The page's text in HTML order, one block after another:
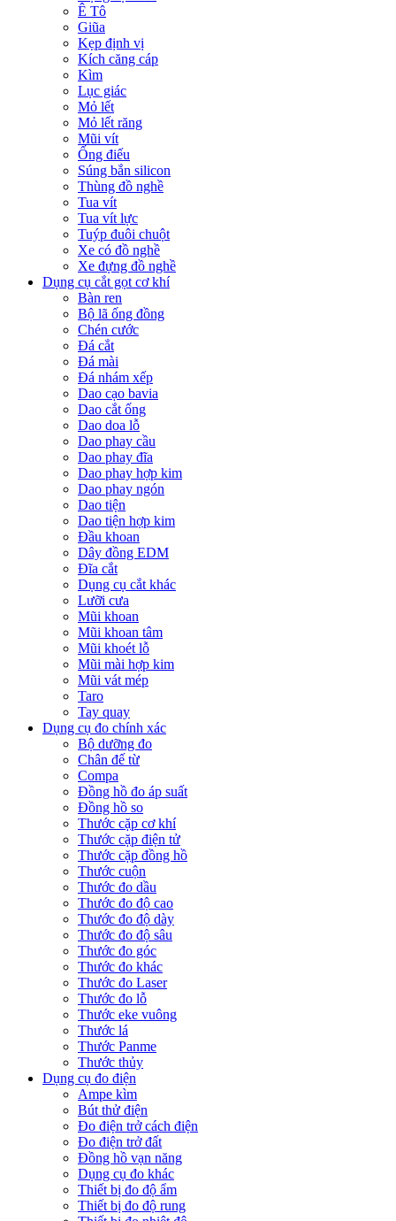
Ê Tô
Giũa
Kẹp định vị
Kích căng cáp
Kìm
Lục giác
Mỏ lết
Mỏ lết răng
Mũi vít
Ống điếu
Súng bắn silicon
Thùng đồ nghề
Tua vít
Tua vít lực
Tuýp đuôi chuột
Xe có đồ nghề
Xe đựng đồ nghề
Dụng cụ cắt gọt cơ khí
Bàn ren
Bộ lã ống đồng
Chén cước
Đá cắt
Đá mài
Đá nhám xếp
Dao cạo bavia
Dao cắt ống
Dao doa lỗ
Dao phay cầu
Dao phay đĩa
Dao phay hợp kim
Dao phay ngón
Dao tiện
Dao tiện hợp kim
Đầu khoan
Dây đồng EDM
Đĩa cắt
Dụng cụ cắt khác
Lưỡi cưa
Mũi khoan
Mũi khoan tâm
Mũi khoét lỗ
Mũi mài hợp kim
Mũi vát mép
Taro
Tay quay
Dụng cụ đo chính xác
Bộ dưỡng đo
Chân đế từ
Compa
Đồng hồ đo áp suất
Đồng hồ so
Thước cặp cơ khí
Thước cặp điện tử
Thước cặp đồng hồ
Thước cuộn
Thước đo dầu
Thước đo độ cao
Thước đo độ dày
Thước đo độ sâu
Thước đo góc
Thước đo khác
Thước đo Laser
Thước đo lỗ
Thước eke vuông
Thước lá
Thước Panme
Thước thủy
Dụng cụ đo điện
Ampe kìm
Bút thử điện
Đo điện trở cách điện
Đo điện trở đất
Đồng hồ vạn năng
Dụng cụ đo khác
Thiết bị đo độ ẩm
Thiết bị đo độ rung